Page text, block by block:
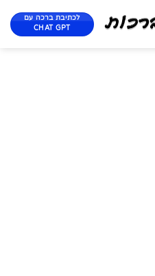
לכתיבת ברכה עם
CHAT GPT